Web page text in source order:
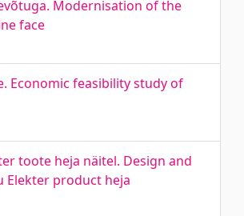
Modernisation of the
face
Economic feasibility study of
toote heja näitel. Design and
product heja